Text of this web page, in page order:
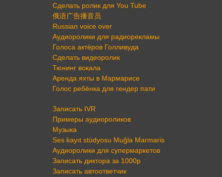
Сделать ролик для You Tube
俄语广告播音员
Russian voice over
Аудиоролики для радиорекламы
Голоса актёров Голливуда
Сделать видеоролик
Тюнинг вокала
Аренда яхты в Мармарисе
Голос ребёнка для гендер пати
Записать IVR
Примеры аудиороликов
Музыка
Ses kayıt stüdyosu Muğla Marmaris
Аудиоролики для супермаркетов
Записать диктора за 1000р
Записать автоответчик